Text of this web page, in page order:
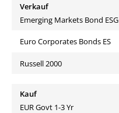
Verkauf
Emerging Markets Bond ESG
Euro Corporates Bonds ES
Russell 2000
Kauf
EUR Govt 1-3 Yr